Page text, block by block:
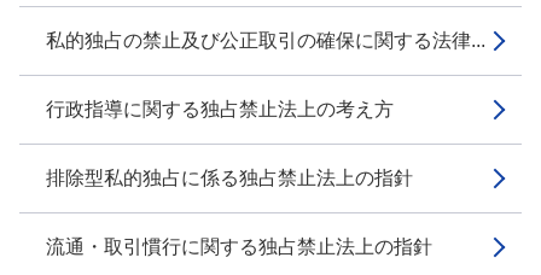
私的独占の禁止及び公正取引の確保に関する法律...
行政指導に関する独占禁止法上の考え方
排除型私的独占に係る独占禁止法上の指針
流通・取引慣行に関する独占禁止法上の指針